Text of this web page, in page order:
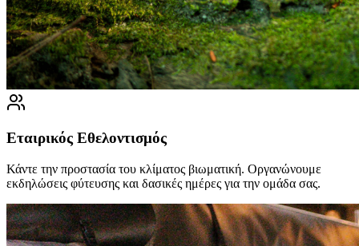
Εταιρικός Εθελοντισμός
Κάντε την προστασία του κλίματος βιωματική. Οργανώνουμε
εκδηλώσεις φύτευσης και δασικές ημέρες για την ομάδα σας.